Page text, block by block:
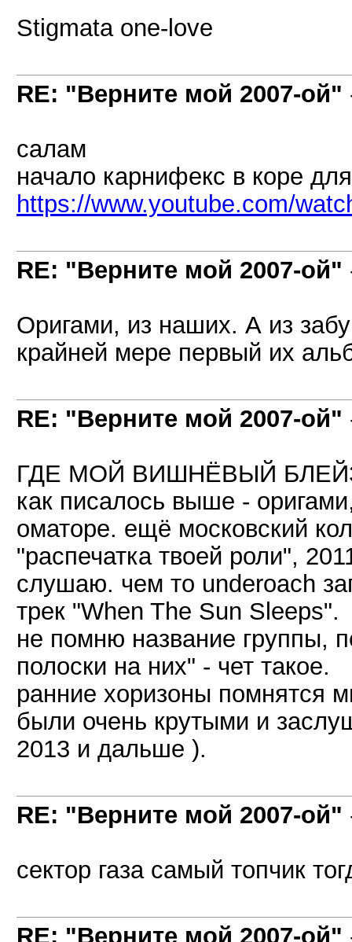
Stigmata one-love
RE: "Верните мой 2007-ой"
салам
начало карнифекс в коре
https://www.youtube.com/
RE: "Верните мой 2007-ой"
Оригами, из наших. А из
крайней мере первый их
RE: "Верните мой 2007-ой"
ГДЕ МОЙ ВИШНЁВЫЙ
как писалось выше -
оматоре. ещё московский
"распечатка твоей роли",
слушаю. чем то underoach
трек "When The Sun Sleeps".
не помню название группы,
полоски на них" - чет такое.
ранние хоризоны помнятся
были очень крутыми и
2013 и дальше ).
RE: "Верните мой 2007-ой"
сектор газа самый топчик
RE: "Верните мой 2007-ой"